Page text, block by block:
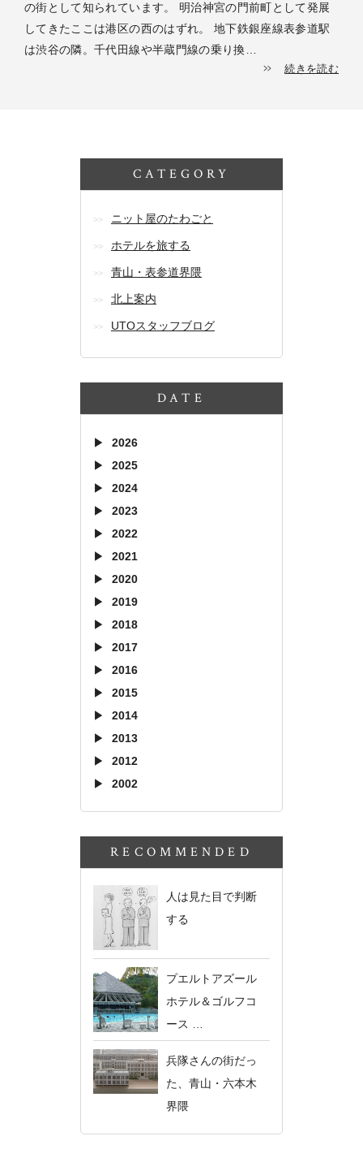
の街として知られています。 明治神宮の門前町として発展
してきたここは港区の西のはずれ。 地下鉄銀座線表参道駅
は渋谷の隣。千代田線や半蔵門線の乗り換…
続きを読む
CATEGORY
ニット屋のたわごと
ホテルを旅する
青山・表参道界隈
北上案内
UTOスタッフブログ
DATE
2026
2025
2024
2023
2022
2021
2020
2019
2018
2017
2016
2015
2014
2013
2012
2002
RECOMMENDED
人は見た目で判断
する
プエルトアズール
ホテル＆ゴルフコ
ース …
兵隊さんの街だっ
た、青山・六本木
界隈